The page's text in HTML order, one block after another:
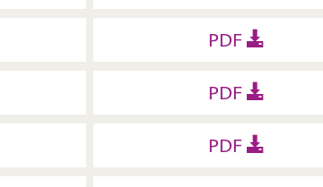
PDF
PDF
PDF